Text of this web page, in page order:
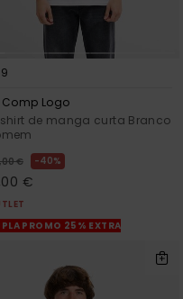
9
Comp Logo
de manga curta Branco
€ 40%
€
PROMO 25% EXTRA